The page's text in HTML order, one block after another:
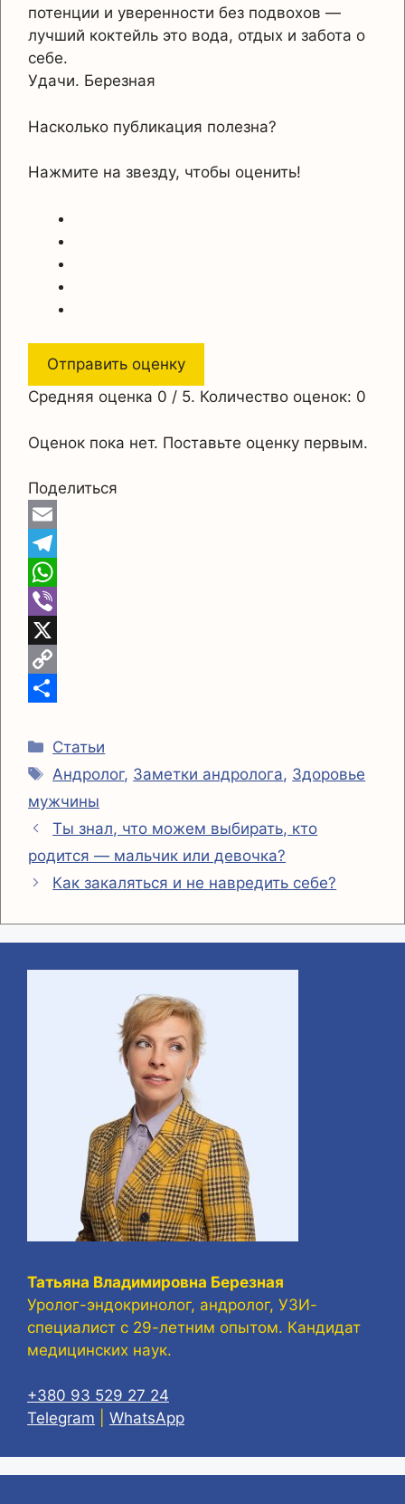
потенции и уверенности без подвохов —
лучший коктейль это вода, отдых и забота о
себе.
Удачи. Березная
Насколько публикация полезна?
Нажмите на звезду, чтобы оценить!
Отправить оценку
Средняя оценка 0 / 5. Количество оценок: 0
Оценок пока нет. Поставьте оценку первым.
Поделиться
E
m
a
T
e
e
g
a
m
W
h
a
A
p
p
V
b
r
X
C
p
y
L
n
k
т
п
р
а
в
и
т
Рубрики
Статьи
Метки
Андролог, Заметки андролога, Здоровье
мужчины
Ты знал, что можем выбирать, кто
родится — мальчик или девочка?
Как закаляться и не навредить себе?
Татьяна Владимировна Березная
Уролог-эндокринолог, андролог, УЗИ-
специалист с 29-летним опытом. Кандидат
медицинских наук.
+380 93 529 27 24
Telegram
WhatsApp